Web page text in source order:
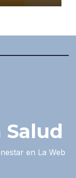
Salud
en La Web